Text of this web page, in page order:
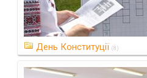
День Конституції (8)